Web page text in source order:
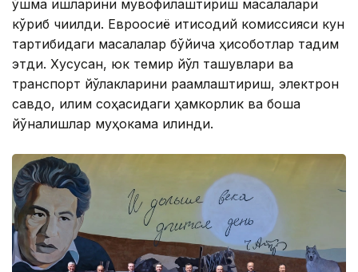
қўшма ишларини мувофиқлаштириш масалалари
кўриб чиқилди. Евроосиё иқтисодий комиссияси кун
тартибидаги масалалар бўйича ҳисоботлар тақдим
этди. Хусусан, юк темир йўл ташувлари ва
транспорт йўлакларини рақамлаштириш, электрон
савдо, иқлим соҳасидаги ҳамкорлик ва бошқа
йўналишлар муҳокама қилинди.